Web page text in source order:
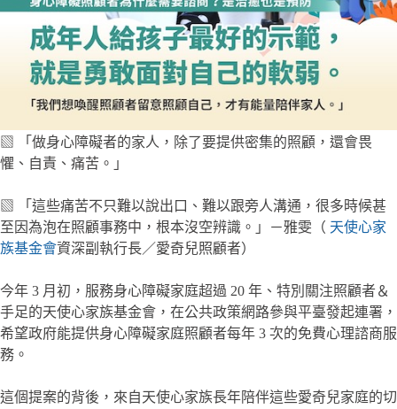
▧ 「做身心障礙者的家人，除了要提供密集的照顧，還會畏
懼、自責、痛苦。」
▧ 「這些痛苦不只難以說出口、難以跟旁人溝通，很多時候甚
至因為泡在照顧事務中，根本沒空辨識。」－雅雯（ 天使心家
族基金會資深副執行長／愛奇兒照顧者）
今年 3 月初，服務身心障礙家庭超過 20 年、特別關注照顧者＆
手足的天使心家族基金會，在公共政策網路參與平臺發起連署，
希望政府能提供身心障礙家庭照顧者每年 3 次的免費心理諮商服
務。
這個提案的背後，來自天使心家族長年陪伴這些愛奇兒家庭的切